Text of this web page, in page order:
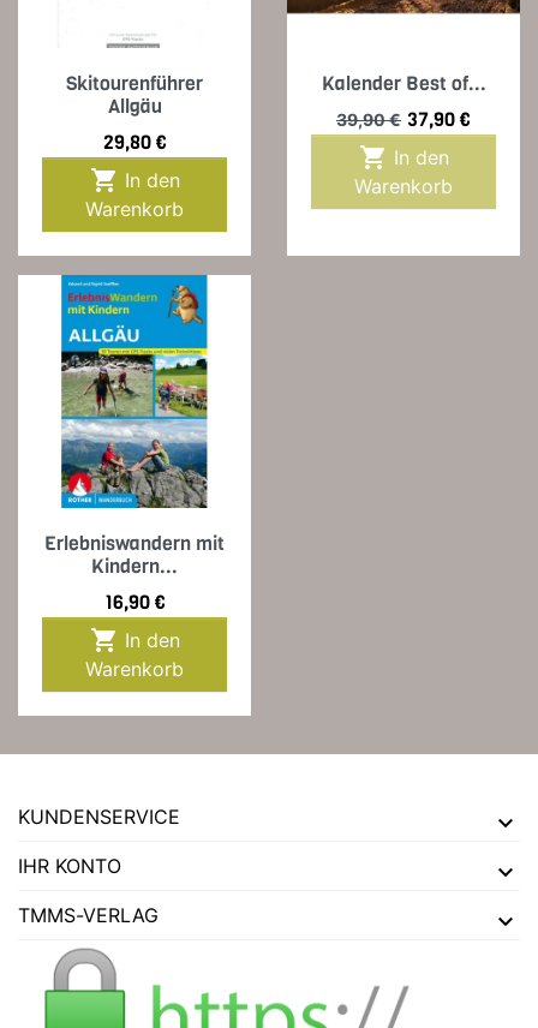
Skitourenführer
Allgäu
Preis
29,80 €

Warenkorb
Kalender Best of...
Verkaufspreis
39,90 € Preis
37,90 €

Warenkorb
Erlebniswandern mit
Kindern...
Preis
16,90 €

Warenkorb
KUNDENSERVICE
IHR KONTO
TMMS-VERLAG